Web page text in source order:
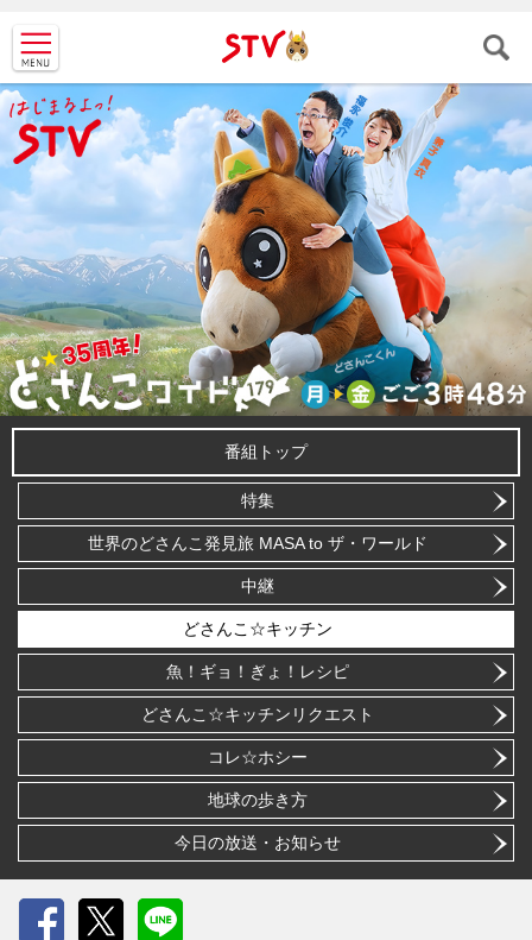
ＳＴＶ札
幌テレビ
番組トップ
特集
世界のどさんこ発見旅 MASA to ザ・ワールド
中継
どさんこ☆キッチン
魚！ギョ！ぎょ！レシピ
どさんこ☆キッチンリクエスト
コレ☆ホシー
地球の歩き方
今日の放送・お知らせ